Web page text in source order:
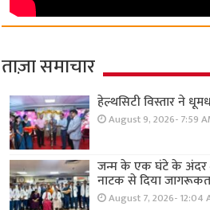
ताज़ा समाचार
हेल्थसिटी विस्तार ने
August 9, 2026- 7:59
जन्म के एक घंटे के अंदर
नाटक से दिया
August 7, 2026- 12:04